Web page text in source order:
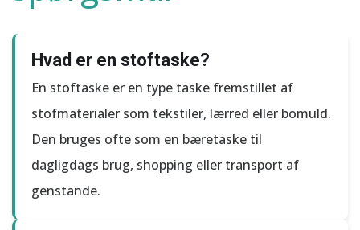
Hvad er en stoftaske?
En stoftaske er en type taske fremstillet af
stofmaterialer som tekstiler, lærred eller bomuld.
Den bruges ofte som en bæretaske til
dagligdags brug, shopping eller transport af
genstande.